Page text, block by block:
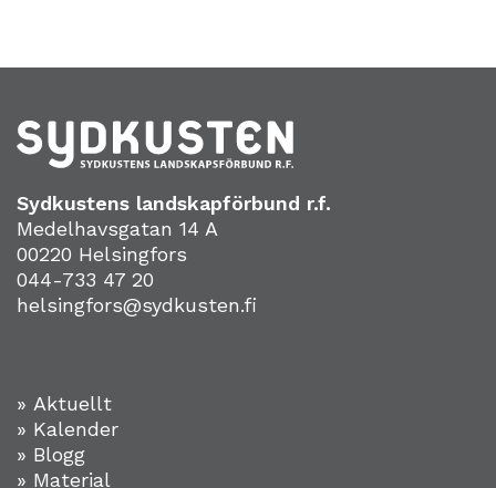
Sydkustens landskapförbund r.f.
Medelhavsgatan 14 A
00220 Helsingfors
044-733 47 20
helsingfors@sydkusten.fi
» Aktuellt
» Kalender
» Blogg
» Material